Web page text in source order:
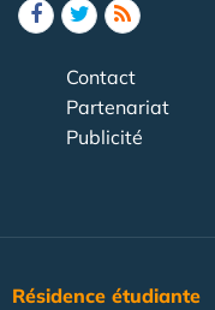
Contact
Partenariat
Publicité
Résidence étudiante